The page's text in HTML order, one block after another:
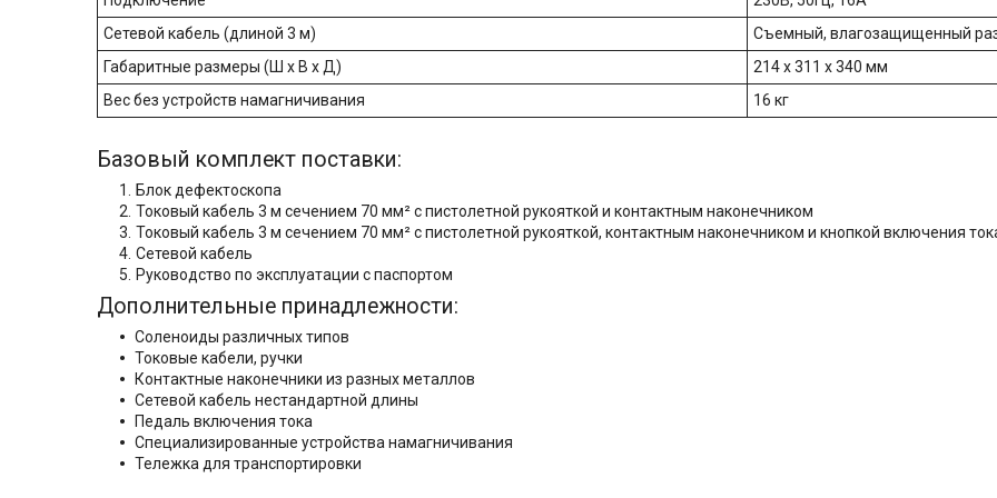
Сетевой кабель (длиной 3 м)
Съемный, влагозащищенный
Габаритные размеры (Ш х В х Д)
214 x 311 x 340 мм
Вес без устройств намагничивания
16 кг
Базовый комплект поставки:
Блок дефектоскопа
Токовый кабель 3 м сечением 70 мм²с пистолетной рукояткой и контактным наконечником
Токовый кабель 3 м сечением 70 мм²с пистолетной рукояткой, контактным наконечником и кнопкой включения
Сетевой кабель
Руководство по эксплуатации с паспортом
Дополнительные принадлежности:
Соленоиды различных типов
Токовые кабели, ручки
Контактные наконечники из разных металлов
Сетевой кабель нестандартной длины
Педаль включения тока
Специализированные устройства намагничивания
Тележка для транспортировки